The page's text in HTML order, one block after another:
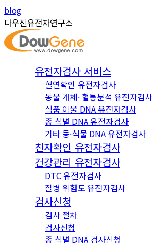
Skip
to
content
Instagram
page
opens
in
YouTube
page
opens
in
blog
다우진유전자연구소
유전자검사 서비스
혈연확인 유전자검사
동물 개체· 혈통분석 유전자검사
식품 이물 DNA 유전자검사
종 식별 DNA 유전자검사
기타 동·식물 DNA 유전자검사
친자확인 유전자검사
건강관리 유전자검사
DTC 유전자검사
질병 위험도 유전자검사
검사신청
검사 절차
검사신청
종 식별 DNA 검사신청